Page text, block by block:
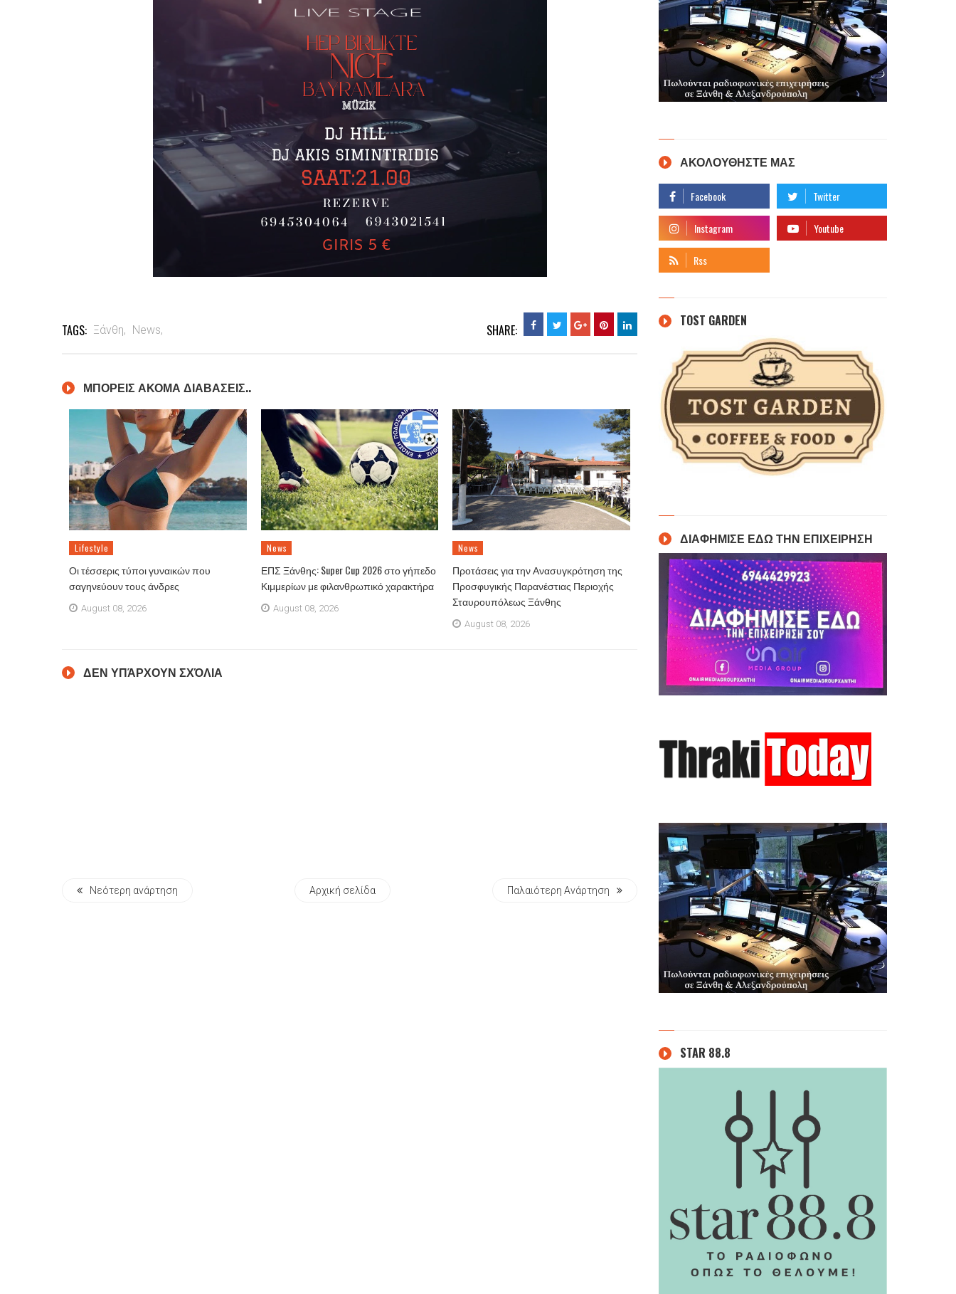
TAGS: Ξάνθη, News, SHARE:
ΜΠΟΡΕΙΣ ΑΚΟΜΑ ΔΙΑΒΑΣΕΙΣ..
Lifestyle
Οι τέσσερις τύποι γυναικών που
σαγηνεύουν τους άνδρες
August 08, 2026
News
ΕΠΣ Ξάνθης: Super Cup 2026 στο γήπεδο
Κιμμερίων με φιλανθρωπικό χαρακτήρα
August 08, 2026
News
Προτάσεις για την Ανασυγκρότηση της
Προσφυγικής Παρανέστιας Περιοχής
Σταυρουπόλεως Ξάνθης
August 08, 2026
ΔΕΝ ΥΠΆΡΧΟΥΝ ΣΧΌΛΙΑ
Νεότερη ανάρτηση Αρχική σελίδα Παλαιότερη Ανάρτηση
ΑΚΟΛΟΥΘΗΣΤΕ ΜΑΣ
TOST GARDEN
ΔΙΑΦΗΜΙΣΕ ΕΔΩ ΤΗΝ ΕΠΙΧΕΙΡΗΣΗ
STAR 88.8